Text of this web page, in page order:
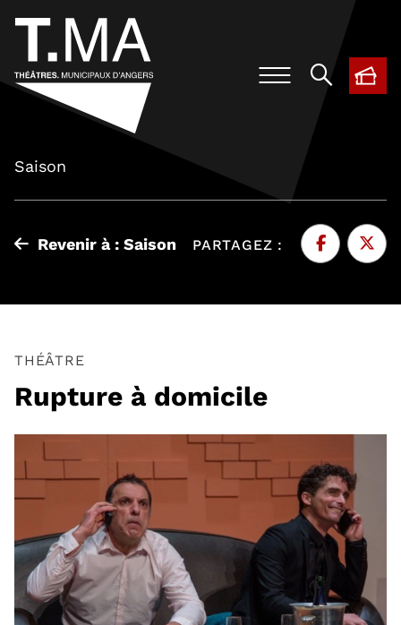
,
Saison
Revenir à : Saison PARTAGEZ :
THÉÂTRE
Rupture à domicile